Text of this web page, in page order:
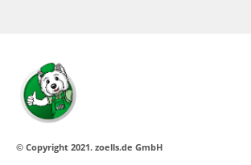
© Copyright 2021. zoells.de GmbH